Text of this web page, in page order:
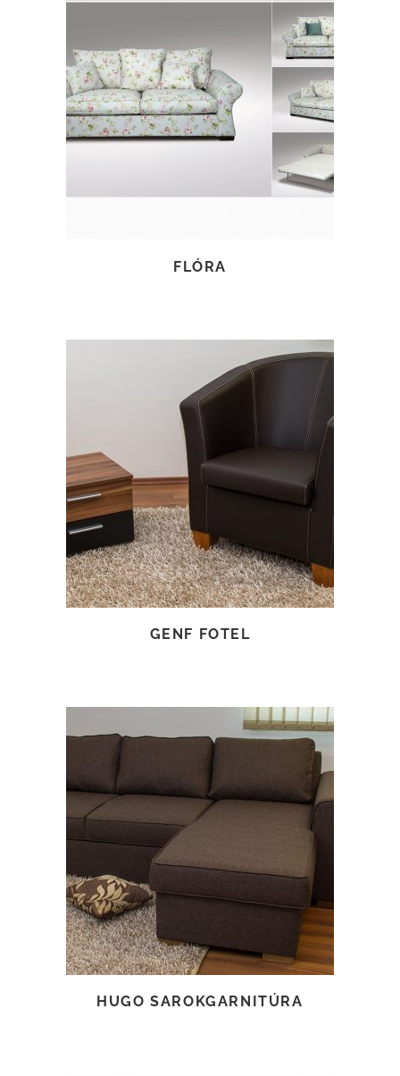
TOVÁBB OLVASOM
FLÓRA
TOVÁBB OLVASOM
GENF FOTEL
TOVÁBB OLVASOM
HUGO SAROKGARNITÚRA